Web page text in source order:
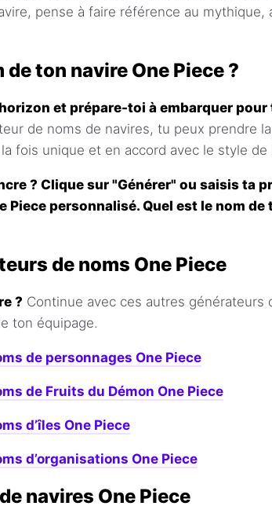
pense à faire référence au mythique,
de ton navire One Piece ?
et prépare-toi à embarquer
de noms de navires, tu peux prendre
fois unique et en accord avec le style de
? Clique sur "Générer" ou saisis ta
Piece personnalisé. Quel est le nom
de noms One Piece
? Continue avec ces autres générateurs
ton équipage.
de personnages One Piece
de Fruits du Démon One Piece
d’îles One Piece
d’organisations One Piece
navires One Piece